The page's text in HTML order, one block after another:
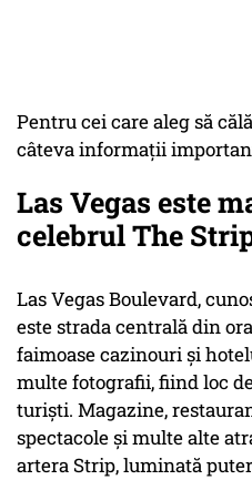
Pentru cei care aleg să
câteva informații
Las Vegas este
celebrul The
Las Vegas Boulevard,
este strada centrală din
faimoase cazinouri și
multe fotografii, fiind loc
turiști. Magazine,
spectacole și multe alte
artera Strip, luminată